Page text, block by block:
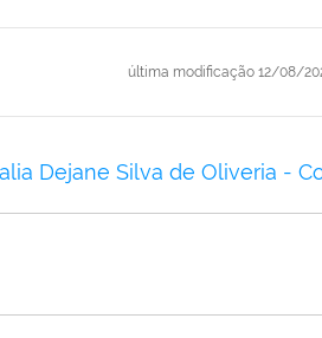
última modificação 12/08/
Dejane Silva de Oliveria -